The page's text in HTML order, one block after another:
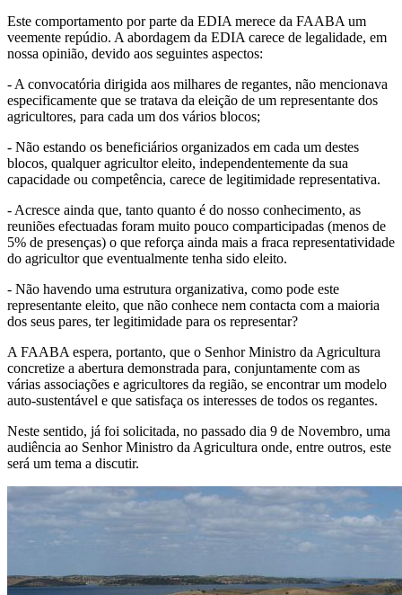
Este comportamento por parte da EDIA merece da FAABA um
veemente repúdio. A abordagem da EDIA carece de legalidade, em
nossa opinião, devido aos seguintes aspectos:
- A convocatória dirigida aos milhares de regantes, não mencionava
especificamente que se tratava da eleição de um representante dos
agricultores, para cada um dos vários blocos;
- Não estando os beneficiários organizados em cada um destes
blocos, qualquer agricultor eleito, independentemente da sua
capacidade ou competência, carece de legitimidade representativa.
- Acresce ainda que, tanto quanto é do nosso conhecimento, as
reuniões efectuadas foram muito pouco comparticipadas (menos de
5% de presenças) o que reforça ainda mais a fraca representatividade
do agricultor que eventualmente tenha sido eleito.
- Não havendo uma estrutura organizativa, como pode este
representante eleito, que não conhece nem contacta com a maioria
dos seus pares, ter legitimidade para os representar?
A FAABA espera, portanto, que o Senhor Ministro da Agricultura
concretize a abertura demonstrada para, conjuntamente com as
várias associações e agricultores da região, se encontrar um modelo
auto-sustentável e que satisfaça os interesses de todos os regantes.
Neste sentido, já foi solicitada, no passado dia 9 de Novembro, uma
audiência ao Senhor Ministro da Agricultura onde, entre outros, este
será um tema a discutir.